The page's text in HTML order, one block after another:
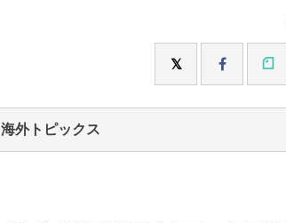
海外トピックス